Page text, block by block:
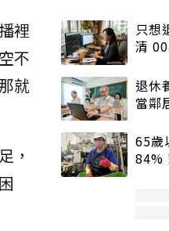
裡
不
就
，
只想
清
退休
當鄰
65歲
84%